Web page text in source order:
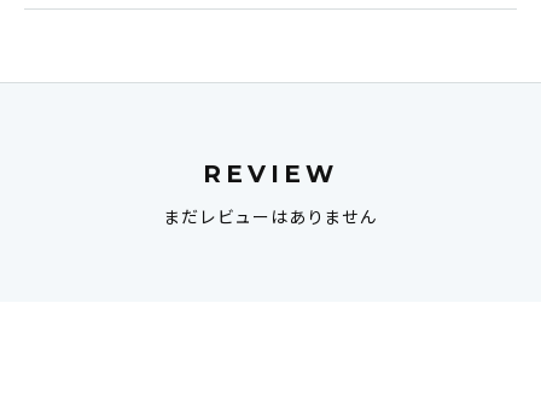
REVIEW
まだレビューはありません